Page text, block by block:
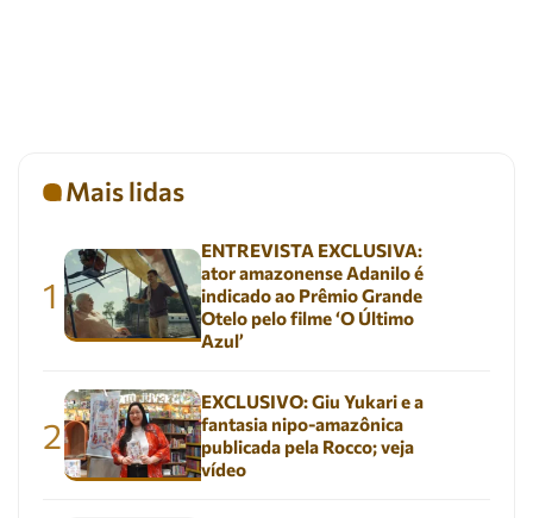
Mais lidas
1
ENTREVISTA EXCLUSIVA:
ator amazonense Adanilo é
indicado ao Prêmio Grande
Otelo pelo filme ‘O Último
Azul’
2
EXCLUSIVO: Giu Yukari e a
fantasia nipo-amazônica
publicada pela Rocco; veja
vídeo